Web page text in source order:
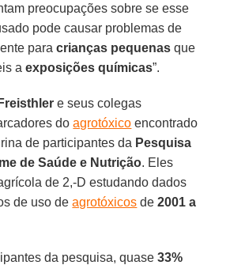
preocupações sobre se esse
pode causar problemas de
paracrianças pequenas que
aexposições químicas”.
Freisthler e seus colegas
doagrotóxico encontrado
de participantes da Pesquisa
de Saúde e Nutrição. Eles
de 2,-D estudando dados
de uso deagrotóxicos de2001 a
da pesquisa, quase33%